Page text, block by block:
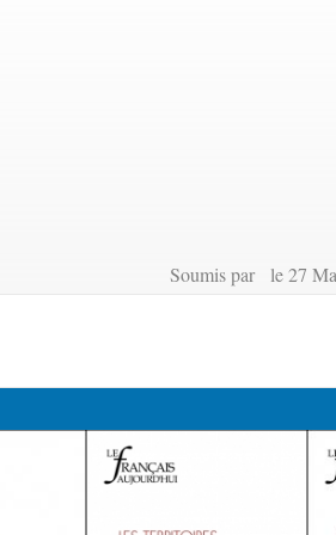
Soumis par le 27